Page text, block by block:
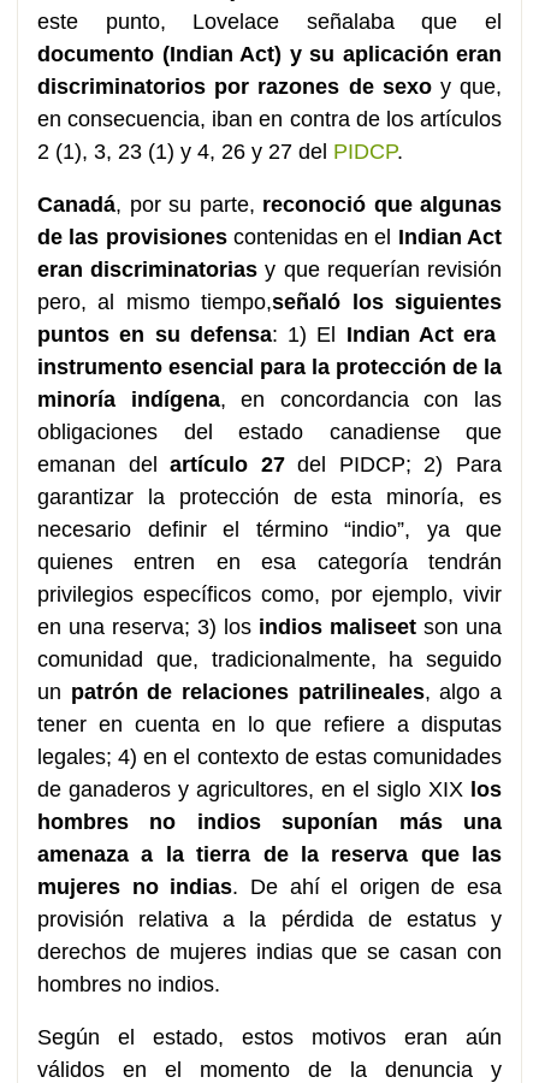
este punto, Lovelace señalaba que el
documento (Indian Act) y su aplicación eran
discriminatorios por razones de sexoy que,
en consecuencia, iban en contra de los artículos
2 (1), 3, 23 (1) y 4, 26 y 27 del PIDCP.
Canadá, por su parte, reconoció que algunas
de las provisionescontenidas en el Indian Act
eran discriminatorias y que requerían revisión
pero, al mismo tiempo,señaló los siguientes
puntos en su defensa: 1) El Indian Act era
instrumento esencial para la protección de la
minoría indígena, en concordancia con las
obligaciones del estado canadiense que
emanan delartículo 27del PIDCP; 2) Para
garantizar la protección de esta minoría, es
necesario definir el término “indio”, ya que
quienes entren en esa categoría tendrán
privilegios específicos como, por ejemplo, vivir
en una reserva; 3) los indios maliseet son una
comunidad que, tradicionalmente, ha seguido
un patrón de relaciones patrilineales, algo a
tener en cuenta en lo que refiere a disputas
legales; 4) en el contexto de estas comunidades
de ganaderos y agricultores, en el siglo XIX los
hombres no indios suponían más una
amenaza a la tierra de la reserva que las
mujeres no indias. De ahí el origen de esa
provisión relativa a la pérdida de estatus y
derechos de mujeres indias que se casan con
hombres no indios.
Según el estado, estos motivos eran aún
válidos en el momento de la denuncia y